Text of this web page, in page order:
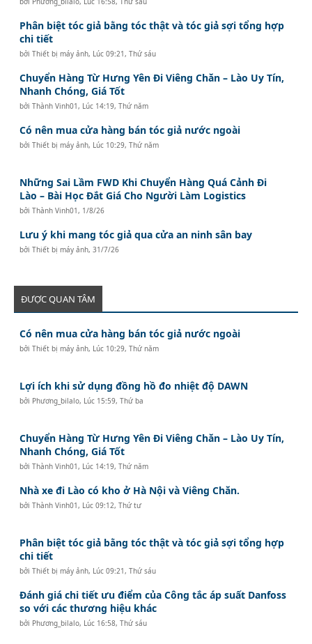
Phân biệt tóc giả bằng tóc thật và tóc giả sợi tổng hợp
chi tiết
bởiThiết bị máy ảnh, Lúc 09:21, Thứ sáu
Chuyển Hàng Từ Hưng Yên Đi Viêng Chăn – Lào Uy Tín,
Nhanh Chóng, Giá Tốt
bởiThành Vinh01 , Lúc 14:19, Thứ năm
Có nên mua cửa hàng bán tóc giả nước ngoài
bởiThiết bị máy ảnh, Lúc 10:29, Thứ năm
Những Sai Lầm FWD Khi Chuyển Hàng Quá Cảnh Đi
Lào – Bài Học Đắt Giá Cho Người Làm Logistics
bởiThành Vinh01 , 1/8/26
Lưu ý khi mang tóc giả qua cửa an ninh sân bay
bởiThiết bị máy ảnh,31/7/26
ĐƯỢC QUAN TÂM
Có nên mua cửa hàng bán tóc giả nước ngoài
bởiThiết bị máy ảnh, Lúc 10:29, Thứ năm
Lợi ích khi sử dụng đồng hồ đo nhiệt độ DAWN
bởi Phương_bilalo, Lúc 15:59, Thứ ba
Chuyển Hàng Từ Hưng Yên Đi Viêng Chăn – Lào Uy Tín,
Nhanh Chóng, Giá Tốt
bởiThành Vinh01 , Lúc 14:19, Thứ năm
Nhà xe đi Lào có kho ở Hà Nội và Viêng Chăn.
bởiThành Vinh01 , Lúc 09:12, Thứ tư
Phân biệt tóc giả bằng tóc thật và tóc giả sợi tổng hợp
chi tiết
bởiThiết bị máy ảnh, Lúc 09:21, Thứ sáu
Đánh giá chi tiết ưu điểm của Công tắc áp suất Danfoss
so với các thương hiệu khác
bởi Phương_bilalo, Lúc 16:58, Thứ sáu